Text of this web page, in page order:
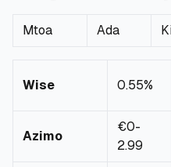
Tuma Pesa
Mtoa Ada
Wise 0.55%
Azimo
€0-
2.99